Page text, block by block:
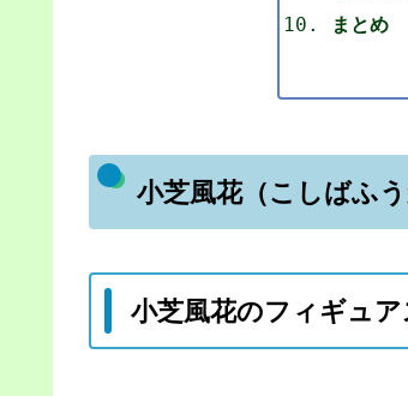
まとめ
小芝風花（こしばふ
小芝風花のフィギュ